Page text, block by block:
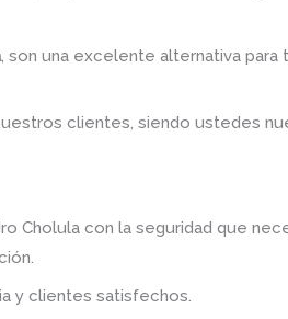
, son una excelente alternativa para
clientes, siendo ustedes
Cholula con la seguridad que
y clientes satisfechos.